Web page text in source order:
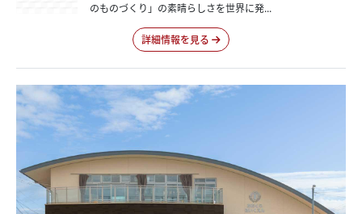
のものづくり」の素晴らしさを世界に発...
詳細情報を見る